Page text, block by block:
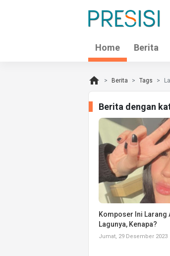
Home Berita
home Berita Tags
Berita dengan
Komposer Ini Larang
Lagunya, Kenapa?
Jumat, 29 Desember 2023